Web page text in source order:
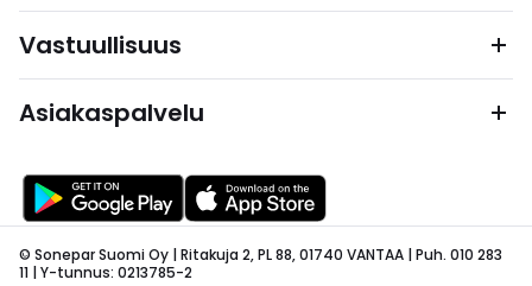
Vastuullisuus
Asiakaspalvelu
© Sonepar Suomi Oy | Ritakuja 2, PL 88, 01740 VANTAA | Puh. 010 283
11 | Y-tunnus: 0213785-2